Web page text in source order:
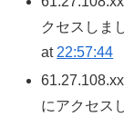
クセスしま
at 22:57:44
にアクセス